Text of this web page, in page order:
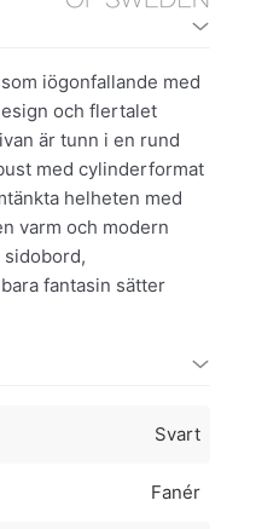
iögonfallande med
och flertalet
är tunn i en rund
med cylinderformat
helheten med
varm och modern
sidobord,
fantasin sätter
Svart
Fanér